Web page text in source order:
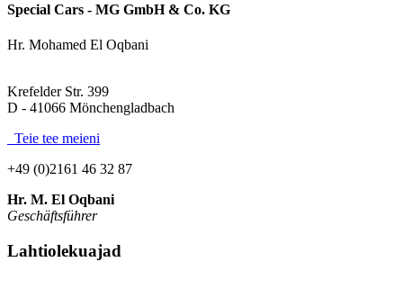
Special Cars - MG GmbH & Co. KG
Hr. Mohamed El Oqbani
Krefelder Str. 399
D - 41066 Mönchengladbach
Teie tee meieni
+49 (0)2161 46 32 87
Hr. M. El Oqbani
Geschäftsführer
Lahtiolekuajad